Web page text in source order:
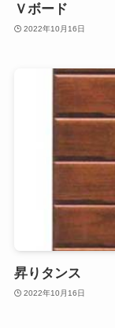
Ｖボード
2022年10月16日
昇りタンス
2022年10月16日